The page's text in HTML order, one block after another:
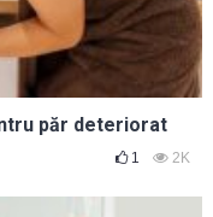
păr deteriorat
1 2K